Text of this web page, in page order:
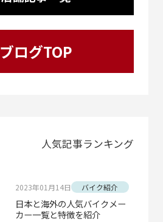
ブログTOP
人気記事ランキング
2023年01月14日 バイク紹介
日本と海外の人気バイクメー
カー一覧と特徴を紹介